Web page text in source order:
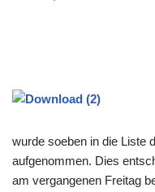
wurde soeben in die Liste
aufgenommen. Dies
am vergangenen Freitag